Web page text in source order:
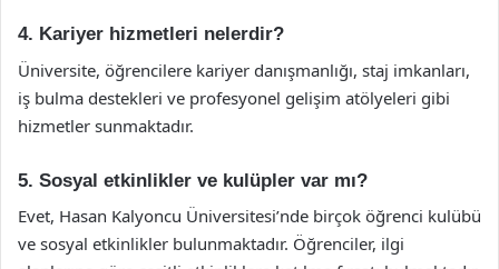
4. Kariyer hizmetleri nelerdir?
Üniversite, öğrencilere kariyer danışmanlığı, staj imkanları,
iş bulma destekleri ve profesyonel gelişim atölyeleri gibi
hizmetler sunmaktadır.
5. Sosyal etkinlikler ve kulüpler var mı?
Evet, Hasan Kalyoncu Üniversitesi’nde birçok öğrenci kulübü
ve sosyal etkinlikler bulunmaktadır. Öğrenciler, ilgi